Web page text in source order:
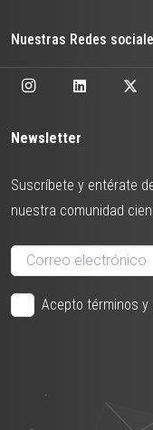
Nuestras Redes
Newsletter
Suscríbete y entérate
nuestra comunidad
Acepto términos y